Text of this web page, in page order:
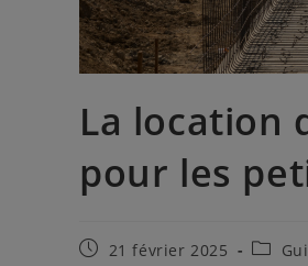
La location
pour les
Publication
21 février 2025
Post